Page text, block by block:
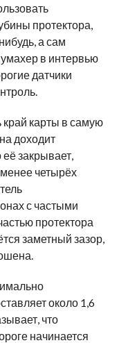
протектора,
а сам
в интервью
датчики
край карты в самую
доходит
закрывает,
менее четырёх
с частыми
протектора
заметный зазор,
около 1,6
что
начинается